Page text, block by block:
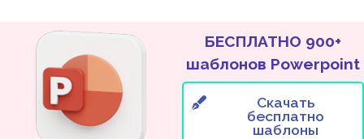
БЕСПЛАТНО 900+
шаблонов Powerpoint
Скачать
бесплатно
шаблоны